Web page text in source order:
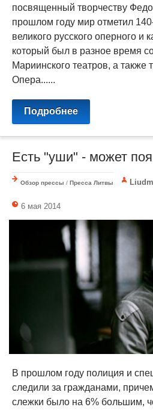
посвященный творчеству
прошлом году мир отметил
великого русского оперного и
который был в разное время
Мариинского театров, а также
Опера......
Подробнее
Есть "уши" - может
Обзор прессы / Пресса Литвы
6 мая 2014
В прошлом году полиция и
следили за гражданами,
слежки было на 6% большим,